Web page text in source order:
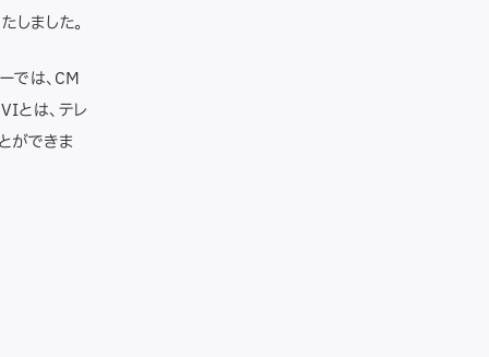
ました。
では、CM
とは、テレ
ができま